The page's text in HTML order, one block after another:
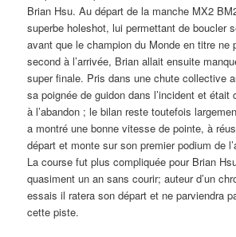
Brian Hsu. Au départ de la manche MX2
superbe holeshot, lui permettant de boucler
avant que le champion du Monde en titre ne
second à l’arrivée, Brian allait ensuite
super finale. Pris dans une chute collective
sa poignée de guidon dans l’incident et était
à l’abandon ; le bilan reste toutefois
a montré une bonne vitesse de pointe, à
départ et monte sur son premier podium de
La course fut plus compliquée pour Brian
quasiment un an sans courir; auteur d’un
essais il ratera son départ et ne parviendra
cette piste.